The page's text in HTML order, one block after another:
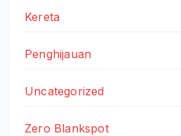
Kereta
Penghijauan
Uncategorized
Zero Blankspot